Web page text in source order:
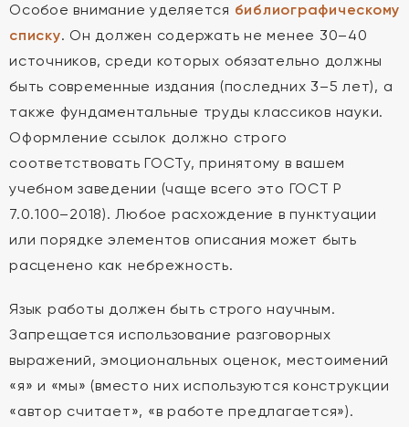
Особое внимание уделяется библиографическому
списку. Он должен содержать не менее 30–40
источников, среди которых обязательно должны
быть современные издания (последних 3–5 лет), а
также фундаментальные труды классиков науки.
Оформление ссылок должно строго
соответствовать ГОСТу, принятому в вашем
учебном заведении (чаще всего это ГОСТ Р
7.0.100–2018). Любое расхождение в пунктуации
или порядке элементов описания может быть
расценено как небрежность.
Язык работы должен быть строго научным.
Запрещается использование разговорных
выражений, эмоциональных оценок, местоимений
«я» и «мы» (вместо них используются конструкции
«автор считает», «в работе предлагается»).